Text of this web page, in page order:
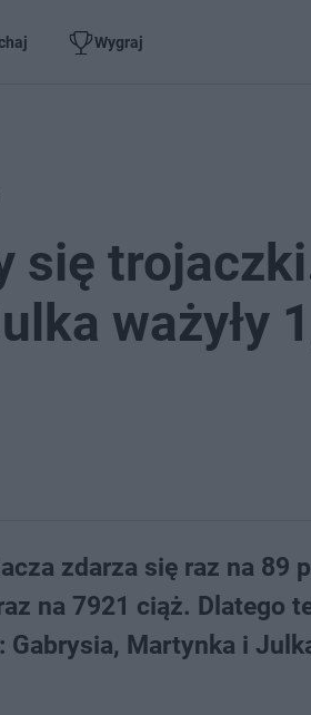
Wygraj
się
ważyły
zdarza się raz na 89
na 7921 ciąż. Dlatego
Martynka i